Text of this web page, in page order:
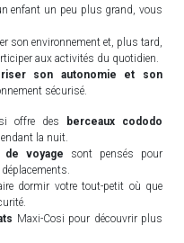
enfant un peu plus grand, vous
son environnement et, plus tard,
aux activités du quotidien.
son autonomie et son
sécurisé.
offre des
berceaux cododo
la nuit.
voyage sont pensés pour
dormir votre tout-petit où que
Maxi-Cosi pour découvrir plus